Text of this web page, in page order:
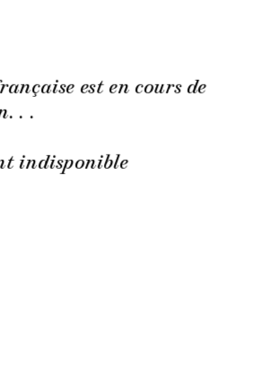
est en cours de
. .
indisponible